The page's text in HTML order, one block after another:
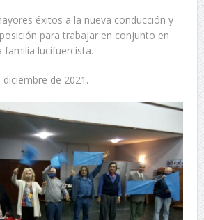
éxitos a la nueva conducción y
para trabajar en conjunto en
familia lucifuercista.
de 2021.